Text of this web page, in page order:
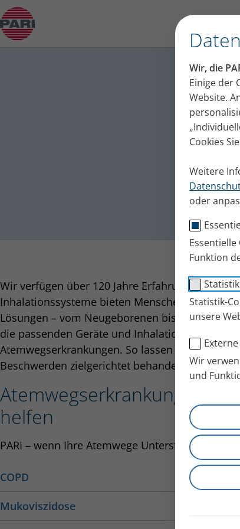
Wir, die
Einige der
Website.
Cookies
Weitere
oder
Funktion
Statistik-
unsere
Wir
und
Sinubronchitis
Wir verfügen über 120 Jahre Erfahrung in der
Inhalationssysteme bieten Menschen mit
Lösungen – vom Neugeborenen bis zum
die passenden Geräte und Inhalationslösungen
Atemwegs­erkrankungen. So lassen sich
Beschwerden zielgerichtet behandeln und
Atemwegserkrankun­gen –
helfen
PARI – wenn Ihre Atemwege Unterstützung
COPD
COPD ist eine dauerhafte Erkrankung der
Bronchien zu Atemnot, es kann zu Husten und
Mukoviszidose